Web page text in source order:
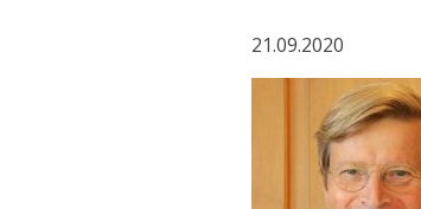
21.09.2020